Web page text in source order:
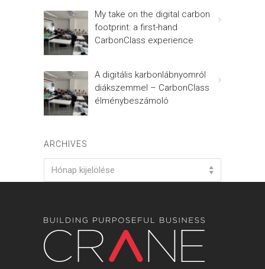
My take on the digital carbon
footprint: a first-hand
CarbonClass experience
A digitális karbonlábnyomról
diákszemmel – CarbonClass
élménybeszámoló
ARCHIVES
Hónap kijelölése